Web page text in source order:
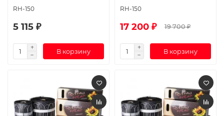
RH-150
5 115 ₽
В корзину
RH-150
17 200 ₽ 19 700 ₽
В корзину